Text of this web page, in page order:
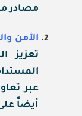
مصادر
الأمن
تعزيز
عبر
أيضاً